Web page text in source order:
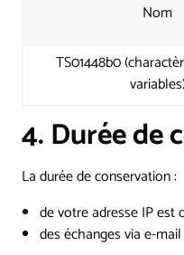
Nom
TS01448b0
4. Durée de
La durée de conservation :
de votre adresse IP est
des échanges via e-